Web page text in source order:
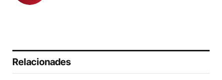
Relacionades